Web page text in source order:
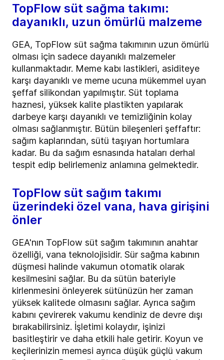
TopFlow süt sağma takımı:
dayanıklı, uzun ömürlü malzeme
GEA, TopFlow süt sağma takımının uzun ömürlü
olması için sadece dayanıklı malzemeler
kullanmaktadır. Meme kabı lastikleri, asiditeye
karşı dayanıklı ve meme ucuna mükemmel uyan
şeffaf silikondan yapılmıştır. Süt toplama
haznesi, yüksek kalite plastikten yapılarak
darbeye karşı dayanıklı ve temizliğinin kolay
olması sağlanmıştır. Bütün bileşenleri şeffaftır:
sağım kaplarından, sütü taşıyan hortumlara
kadar. Bu da sağım esnasında hataları derhal
tespit edip belirlemeniz anlamına gelmektedir.
TopFlow süt sağım takımı
üzerindeki özel vana, hava girişini
önler
GEA'nın TopFlow süt sağım takımının anahtar
özelliği, vana teknolojisidir. Sür sağma kabının
düşmesi halinde vakumun otomatik olarak
kesilmesini sağlar. Bu da sütün bateriyle
kirlenmesini önleyerek sütünüzün her zaman
yüksek kalitede olmasını sağlar. Ayrıca sağım
kabını çevirerek vakumu kendiniz de devre dışı
bırakabilirsiniz. İşletimi kolaydır, işinizi
basitleştirir ve daha etkili hale getirir. Koyun ve
keçilerinizin memesi ayrıca düşük güçlü vakum